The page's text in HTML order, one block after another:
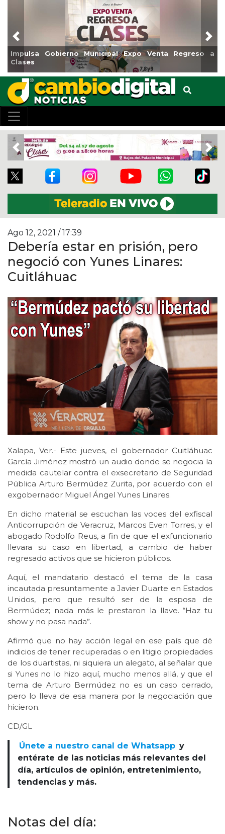
Impulsa Gobierno Municipal Expo Venta Regreso a
Clases
Previous
Previous
Ago 12, 2021 / 17:39
Debería estar en prisión, pero
negoció con Yunes Linares:
Cuitláhuac
Xalapa, Ver.- Este jueves, el gobernador Cuitláhuac
García Jiménez mostró un audio donde se negocia la
medida cautelar contra el exsecretario de Seguridad
Pública Arturo Bermúdez Zurita, por acuerdo con el
exgobernador Miguel Ángel Yunes Linares.
En dicho material se escuchan las voces del exfiscal
Anticorrupción de Veracruz, Marcos Even Torres, y el
abogado Rodolfo Reus, a fin de que el exfuncionario
llevara su caso en libertad, a cambio de haber
regresado activos que se hicieron públicos.
Aquí, el mandatario destacó el tema de la casa
incautada presuntamente a Javier Duarte en Estados
Unidos, pero que resultó ser de la esposa de
Bermúdez; nada más le prestaron la llave. “Haz tu
show y no pasa nada”.
Afirmó que no hay acción legal en ese país que dé
indicios de tener recuperadas o en litigio propiedades
de los duartistas, ni siquiera un alegato, al señalar que
si Yunes no lo hizo aquí, mucho menos allá, y que el
tema de Arturo Bermúdez no es un caso cerrado,
pero lo lleva de esa manera por la negociación que
hicieron.
CD/GL
Únete a nuestro canal de Whatsapp y
entérate de las noticias más relevantes del
día, artículos de opinión, entretenimiento,
tendencias y más.
Notas del día: